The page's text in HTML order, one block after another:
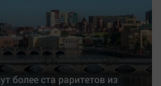
более ста раритетов из